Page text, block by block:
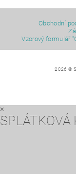
Obchodní
Vzorový formulář
2026 ©
×
SPLÁTKOVÁ